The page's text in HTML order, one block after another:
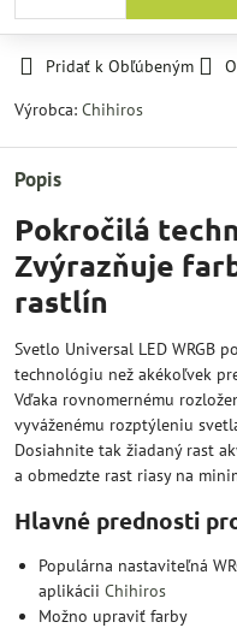
Pridať k Obľúbeným
Výrobca: Chihiros
Popis
Pokročilá
Zvýrazňuje
rastlín
Svetlo Universal LED WRGB
technológiu než akékoľvek
Vďaka rovnomernému
vyváženému rozptýleniu
Dosiahnite tak žiadaný rast
a obmedzte rast riasy na
Hlavné prednosti
Populárna nastaviteľná
aplikácii Chihiros
Možno upraviť farby